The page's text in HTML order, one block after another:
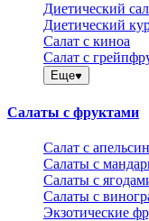
Диетический
Диетический
Салат с киноа
Салат с
Еще
Салаты с фруктами
Салат с
Салаты с
Салаты с
Салаты с
Экзотические